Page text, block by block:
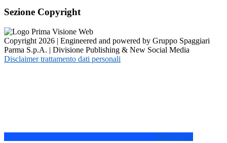
Sezione Copyright
Copyright 2026 | Engineered and powered by Gruppo Spaggiari
Parma S.p.A. | Divisione Publishing & New Social Media
Disclaimer trattamento dati personali
Back to top